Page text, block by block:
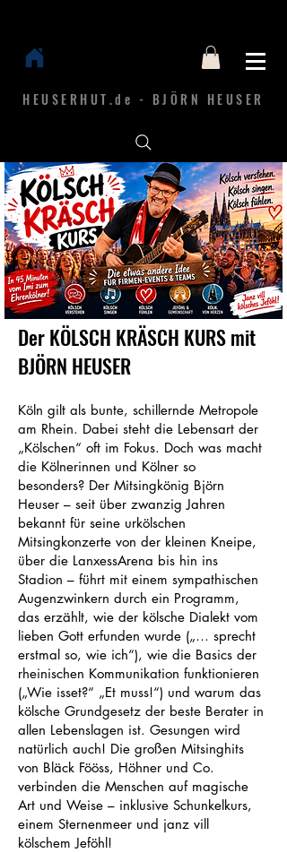
HEUSERHUT.de - BJÖRN HEUSER
Der KÖLSCH KRÄSCH KURS mit
BJÖRN HEUSER
Köln gilt als bunte, schillernde Metropole
am Rhein. Dabei steht die Lebensart der
„Kölschen“ oft im Fokus. Doch was macht
die Kölnerinnen und Kölner so
besonders? Der Mitsingkönig Björn
Heuser – seit über zwanzig Jahren
bekannt für seine urkölschen
Mitsingkonzerte von der kleinen Kneipe,
über die LanxessArena bis hin ins
Stadion – führt mit einem sympathischen
Augenzwinkern durch ein Programm,
das erzählt, wie der kölsche Dialekt vom
lieben Gott erfunden wurde („… sprecht
erstmal so, wie ich“), wie die Basics der
rheinischen Kommunikation funktionieren
(„Wie isset?“ „Et muss!“) und warum das
kölsche Grundgesetz der beste Berater in
allen Lebenslagen ist. Gesungen wird
natürlich auch! Die großen Mitsinghits
von Bläck Fööss, Höhner und Co.
verbinden die Menschen auf magische
Art und Weise – inklusive Schunkelkurs,
einem Sternenmeer und janz vill
kölschem Jeföhl!